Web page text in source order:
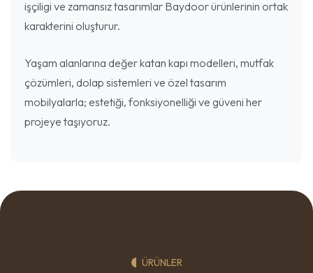
işçiligi ve zamansız tasarımlar Baydoor ürünlerinin ortak
karakterini oluşturur.
Yaşam alanlarına değer katan kapı modelleri, mutfak
çözümleri, dolap sistemleri ve özel tasarım
mobilyalarla; estetiği, fonksiyonelliği ve güveni her
projeye taşıyoruz.
ÜRÜNLER